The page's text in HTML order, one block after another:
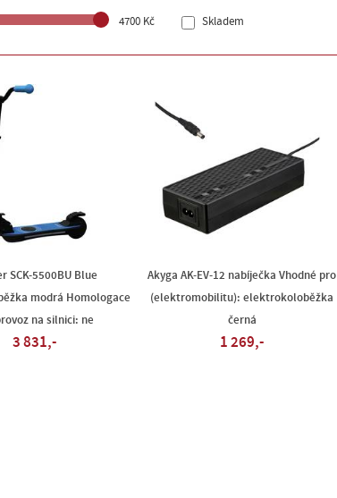
4700 Kč Skladem
SCK-5500BU Blue
modrá Homologace
na silnici: ne
3 831,-
Akyga AK-EV-12 nabíječka Vhodné pro
(elektromobilitu): elektrokoloběžka
černá
1 269,-